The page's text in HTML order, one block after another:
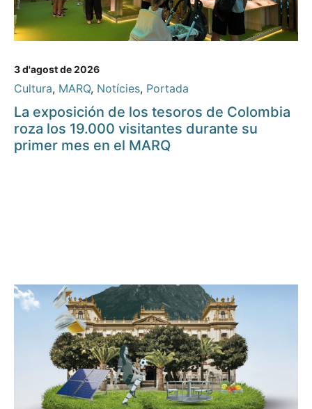
3 d'agost de 2026
Cultura, MARQ, Notícies, Portada
La exposición de los tesoros de Colombia
roza los 19.000 visitantes durante su
primer mes en el MARQ